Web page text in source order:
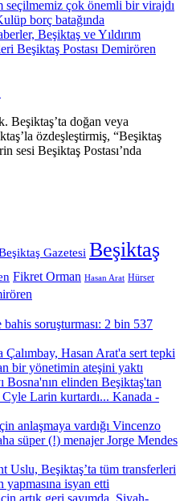
Beşiktaş’ta doğan veya
özdeşleştirmiş, “Beşiktaş
sesi Beşiktaş Postası’nda
Gazetesi Beşiktaş
Fikret Orman Hasan Arat Hürser